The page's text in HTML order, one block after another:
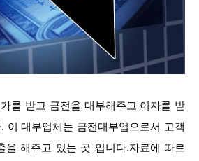
를 받고 금전을 대부해주고 이자를 받
이 대부업체는 금전대부업으로서 고객
을 해주고 있는 곳 입니다.자료에 따르